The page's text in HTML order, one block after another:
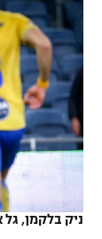
VOD
רץ ברשת
תוצאות
גביע
נבחרת
מכבי חיפה
בית"ר
מכבי תל אביב
הפועל תל
ליגה גרמנית
ליגה
ליגה
ליגה צרפתית
ליגה
ליגה לאומית
כדורסל נשים
מכבי תל
הפועל חולון
הפועל
דני אבדיה
NBA
יורוליג
יורוקאפ
ענפים
טניס
כדוריד
כדורעף
שחייה
ניק בלקמן, גל